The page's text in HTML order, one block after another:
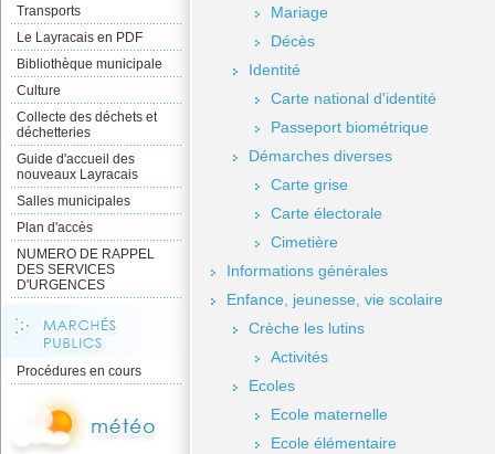
Transports
Le Layracais en PDF
Bibliothèque municipale
Culture
Collecte des déchets et
déchetteries
Guide d'accueil des
nouveaux Layracais
Salles municipales
Plan d'accès
NUMERO DE RAPPEL
DES SERVICES
D'URGENCES
Procédures en cours
Mariage
Décès
Identité
Carte national d'identité
Passeport biométrique
Démarches diverses
Carte grise
Carte électorale
Cimetière
Informations générales
Enfance, jeunesse, vie scolaire
Crèche les lutins
Activités
Ecoles
Ecole maternelle
Ecole élémentaire